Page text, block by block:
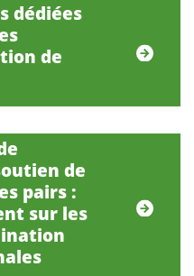
dédiées
de
de
pairs :
sur les